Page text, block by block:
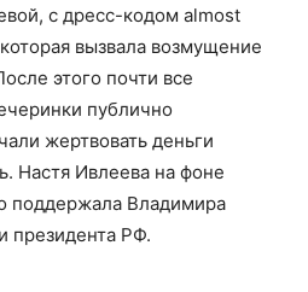
с дресс-кодом almost
вызвала возмущение
этого почти все
публично
жертвовать деньги
Настя Ивлеева на фоне
поддержала Владимира
президента РФ.